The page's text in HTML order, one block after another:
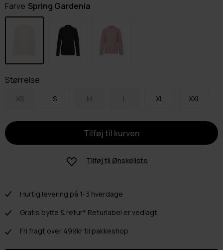
Farve Spring Gardenia
Størrelse
XS S M L XL XXL
Tilføj til Ønskeliste
Hurtig levering på 1-3 hverdage
Gratis bytte & retur* Returlabel er vedlagt
Fri fragt over 499kr til pakkeshop